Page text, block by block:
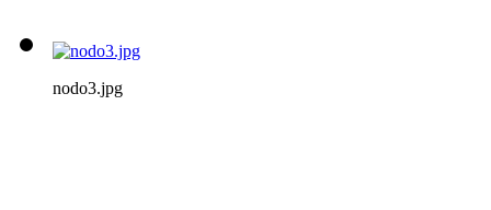
nodo3.jpg